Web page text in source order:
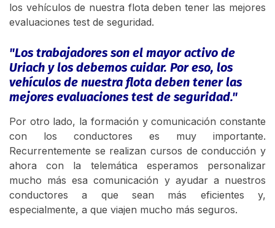
los vehículos de nuestra flota deben tener las mejores
evaluaciones test de seguridad.
"Los trabajadores son el mayor activo de
Uriach y los debemos cuidar. Por eso, los
vehículos de nuestra flota deben tener las
mejores evaluaciones test de seguridad."
Por otro lado, la formación y comunicación constante
con los conductores es muy importante.
Recurrentemente se realizan cursos de conducción y
ahora con la telemática esperamos personalizar
mucho más esa comunicación y ayudar a nuestros
conductores a que sean más eficientes y,
especialmente, a que viajen mucho más seguros.